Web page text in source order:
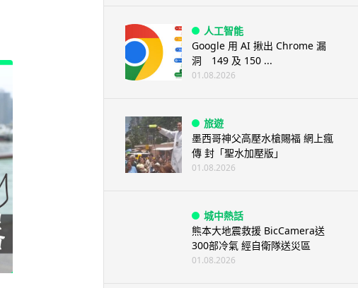
人工智能
Google 用 AI 揪出 Chrome 漏
洞 149 及 150 ...
01.08.2026
旅遊
墨西哥神父高壓水槍賜福 網上瘋
傳 封「聖水加壓版」
01.08.2026
城中熱話
熊本大地震救援 BicCamera送
300部冷氣 經自衛隊送災區
01.08.2026